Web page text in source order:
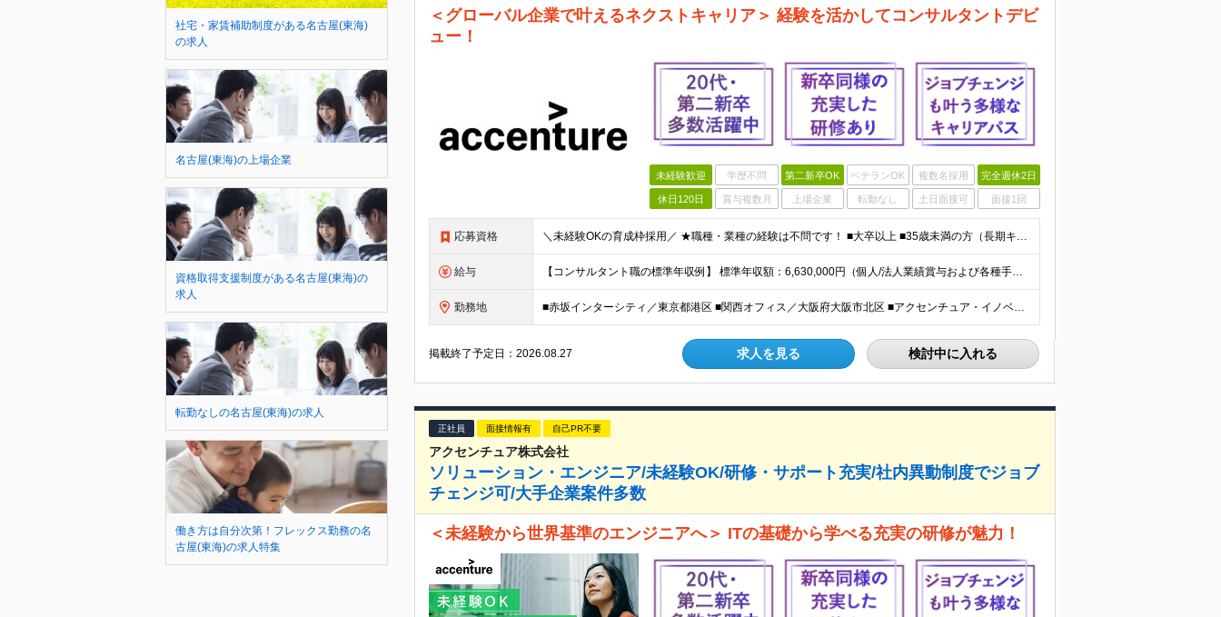
社宅・家賃補助制度がある名古屋(東海)
の求人
名古屋(東海)の上場企業
資格取得支援制度がある名古屋(東海)の
求人
転勤なしの名古屋(東海)の求人
働き方は自分次第！フレックス勤務の名
古屋(東海)の求人特集
＜グローバル企業で叶えるネクストキャリア＞ 経験を活かしてコンサルタントデビ
ュー！
未経験歓迎 学歴不問 第二新卒OK ベテランOK 複数名採用 完全週休2日
休日120日 賞与複数月 上場企業 転勤なし 土日面接可 面接1回
応募資格 ＼未経験OKの育成枠採用／ ★職種・業種の経験は不問です！ ■大卒以上 ■35歳未満の方（長期キャリア形成のための例外事由 3号のイ） 第二新卒をはじめ、子育てなどのブランクを経て再度キャリアを築き
給与 【コンサルタント職の標準年収例】 標準年収額：6,630,000円（個人/法人業績賞与および各種手当を含んだ場合の理論値） 年額基本給：4,800,000円、月額基本給：400,000円（年額基本給1
勤務地 ■赤坂インターシティ／東京都港区 ■関西オフィス／大阪府大阪市北区 ■アクセンチュア・イノベーションセンター北海道／北海道札幌市 ■アクセンチュア・アドバンスト・テクノロジーセンター仙台／宮城県仙台市
掲載終了予定日：2026.08.27 求人を見る 検討中に入れる
正社員 面接情報有 自己PR不要
アクセンチュア株式会社
ソリューション・エンジニア/未経験OK/研修・サポート充実/社内異動制度でジョブ
チェンジ可/大手企業案件多数
＜未経験から世界基準のエンジニアへ＞ ITの基礎から学べる充実の研修が魅力！